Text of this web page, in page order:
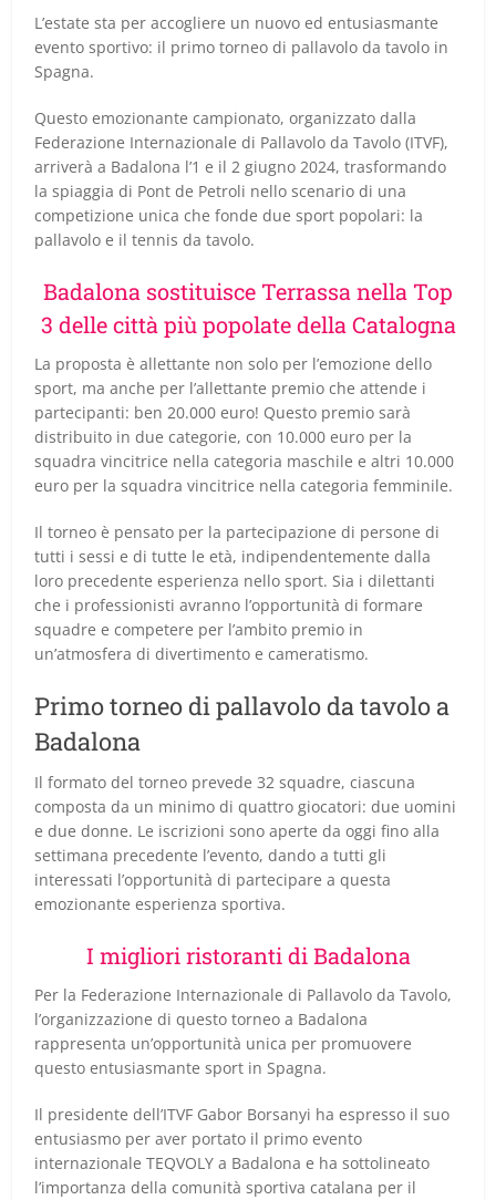
L’estate sta per accogliere un nuovo ed entusiasmante
evento sportivo: il primo torneo di pallavolo da tavolo in
Spagna.
Questo emozionante campionato, organizzato dalla
Federazione Internazionale di Pallavolo da Tavolo (ITVF),
arriverà a Badalona l’1 e il 2 giugno 2024, trasformando
la spiaggia di Pont de Petroli nello scenario di una
competizione unica che fonde due sport popolari: la
pallavolo e il tennis da tavolo.
Badalona sostituisce Terrassa nella Top
3 delle città più popolate della Catalogna
La proposta è allettante non solo per l’emozione dello
sport, ma anche per l’allettante premio che attende i
partecipanti: ben 20.000 euro! Questo premio sarà
distribuito in due categorie, con 10.000 euro per la
squadra vincitrice nella categoria maschile e altri 10.000
euro per la squadra vincitrice nella categoria femminile.
Il torneo è pensato per la partecipazione di persone di
tutti i sessi e di tutte le età, indipendentemente dalla
loro precedente esperienza nello sport. Sia i dilettanti
che i professionisti avranno l’opportunità di formare
squadre e competere per l’ambito premio in
un’atmosfera di divertimento e cameratismo.
Primo torneo di pallavolo da tavolo a
Badalona
Il formato del torneo prevede 32 squadre, ciascuna
composta da un minimo di quattro giocatori: due uomini
e due donne. Le iscrizioni sono aperte da oggi fino alla
settimana precedente l’evento, dando a tutti gli
interessati l’opportunità di partecipare a questa
emozionante esperienza sportiva.
I migliori ristoranti di Badalona
Per la Federazione Internazionale di Pallavolo da Tavolo,
l’organizzazione di questo torneo a Badalona
rappresenta un’opportunità unica per promuovere
questo entusiasmante sport in Spagna.
Il presidente dell’ITVF Gabor Borsanyi ha espresso il suo
entusiasmo per aver portato il primo evento
internazionale TEQVOLY a Badalona e ha sottolineato
l’importanza della comunità sportiva catalana per il